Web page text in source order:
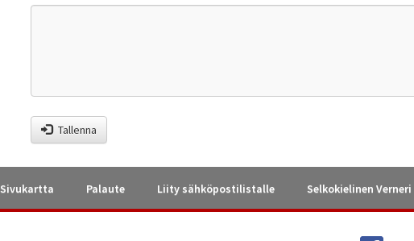
Tallenna
Sivukartta Palaute Liity sähköpostilistalle Selkokielinen Verneri